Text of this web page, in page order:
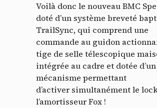
Voilà donc le nouveau BMC
doté d’un système breveté
TrailSync, qui comprend une
commande au guidon
tige de selle télescopique
intégrée au cadre et dotée d’un
mécanisme permettant
d’activer simultanément le
l’amortisseur Fox !